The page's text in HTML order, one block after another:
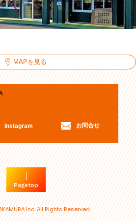
MAPを見る
Instagram お問合せ
Pagetop
Inc. All Rights Reserved.